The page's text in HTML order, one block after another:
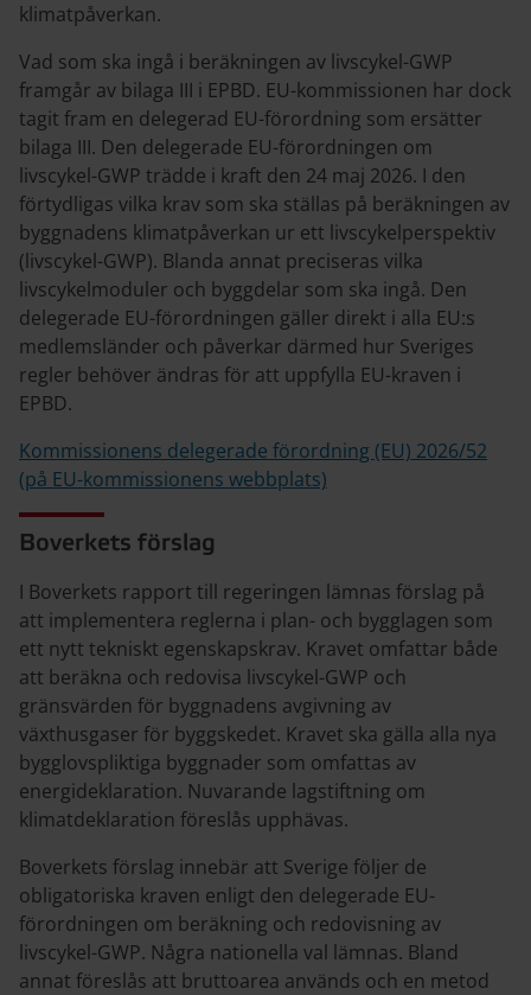
klimatpåverkan.
Vad som ska ingå i beräkningen av livscykel-GWP
framgår av bilaga III i EPBD. EU-kommissionen har dock
tagit fram en delegerad EU-förordning som ersätter
bilaga III. Den delegerade EU-förordningen om
livscykel-GWP trädde i kraft den 24 maj 2026. I den
förtydligas vilka krav som ska ställas på beräkningen av
byggnadens klimatpåverkan ur ett livscykelperspektiv
(livscykel-GWP). Blanda annat preciseras vilka
livscykelmoduler och byggdelar som ska ingå. Den
delegerade EU-förordningen gäller direkt i alla EU:s
medlemsländer och påverkar därmed hur Sveriges
regler behöver ändras för att uppfylla EU-kraven i
EPBD.
Kommissionens delegerade förordning (EU) 2026/52
(på EU-kommissionens webbplats)
Boverkets förslag
I Boverkets rapport till regeringen lämnas förslag på
att implementera reglerna i plan- och bygglagen som
ett nytt tekniskt egenskapskrav. Kravet omfattar både
att beräkna och redovisa livscykel-GWP och
gränsvärden för byggnadens avgivning av
växthusgaser för byggskedet. Kravet ska gälla alla nya
bygglovspliktiga byggnader som omfattas av
energideklaration. Nuvarande lagstiftning om
klimatdeklaration föreslås upphävas.
Boverkets förslag innebär att Sverige följer de
obligatoriska kraven enligt den delegerade EU-
förordningen om beräkning och redovisning av
livscykel-GWP. Några nationella val lämnas. Bland
annat föreslås att bruttoarea används och en metod